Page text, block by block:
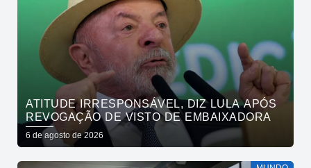
ATITUDE IRRESPONSÁVEL, DIZ LULA APÓS
REVOGAÇÃO DE VISTO DE EMBAIXADORA
6 de agosto de 2026